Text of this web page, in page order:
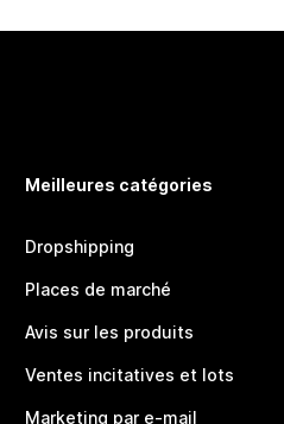
Meilleures catégories
Dropshipping
Places de marché
Avis sur les produits
Ventes incitatives et lots
Marketing par e-mail